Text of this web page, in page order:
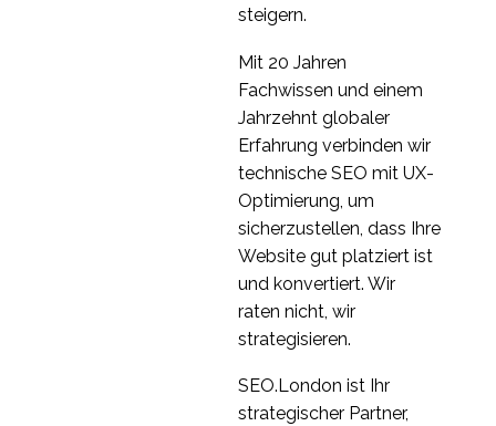
Globale UX Research
Teilnehmerrekrutierung
8
Nutzerforschung -
Auswahl der richtigen 2
Internationale UX-
1
Tools zum Testen der
mobilen Nutzbarkeit
Nutzererfahrung im
steigern.
Mit 20 Jahren
Fachwissen und einem
Jahrzehnt globaler
Erfahrung verbinden wir
technische SEO mit UX-
Optimierung, um
sicherzustellen, dass Ihre
Website gut platziert ist
und konvertiert. Wir
raten nicht, wir
strategisieren.
SEO.London ist Ihr
strategischer Partner,